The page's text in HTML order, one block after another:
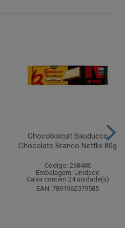
Chocobiscuit Bauducco
Chocolate Branco Netflix 80g
Código: 268480
Embalagem: Unidade
Caixa contém 24 unidade(s)
EAN: 7891962079585